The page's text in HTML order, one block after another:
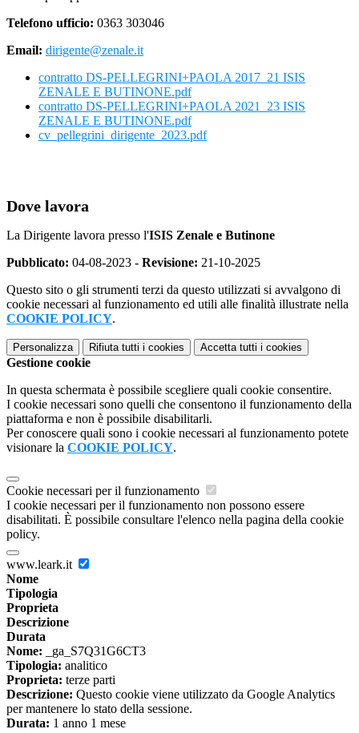
Telefono ufficio: 0363 303046
Email: dirigente@zenale.it
contratto DS-PELLEGRINI+PAOLA 2017_21 ISIS
ZENALE E BUTINONE.pdf
contratto DS-PELLEGRINI+PAOLA 2021_23 ISIS
ZENALE E BUTINONE.pdf
cv_pellegrini_dirigente_2023.pdf
Dove lavora
La Dirigente lavora presso l'ISIS Zenale e Butinone
Pubblicato: 04-08-2023 - Revisione: 21-10-2025
Questo sito o gli strumenti terzi da questo utilizzati si avvalgono di
cookie necessari al funzionamento ed utili alle finalità illustrate nella
COOKIE POLICY.
Personalizza Rifiuta tutti i cookies Accetta tutti i cookies
Gestione cookie
In questa schermata è possibile scegliere quali cookie consentire.
I cookie necessari sono quelli che consentono il funzionamento della
piattaforma e non è possibile disabilitarli.
Per conoscere quali sono i cookie necessari al funzionamento potete
visionare la COOKIE POLICY.
Cookie necessari per il funzionamento
I cookie necessari per il funzionamento non possono essere
disabilitati. È possibile consultare l'elenco nella pagina della cookie
policy.
www.leark.it
Nome
Tipologia
Proprieta
Descrizione
Durata
Nome: _ga_S7Q31G6CT3
Tipologia: analitico
Proprieta: terze parti
Descrizione: Questo cookie viene utilizzato da Google Analytics
per mantenere lo stato della sessione.
Durata: 1 anno 1 mese